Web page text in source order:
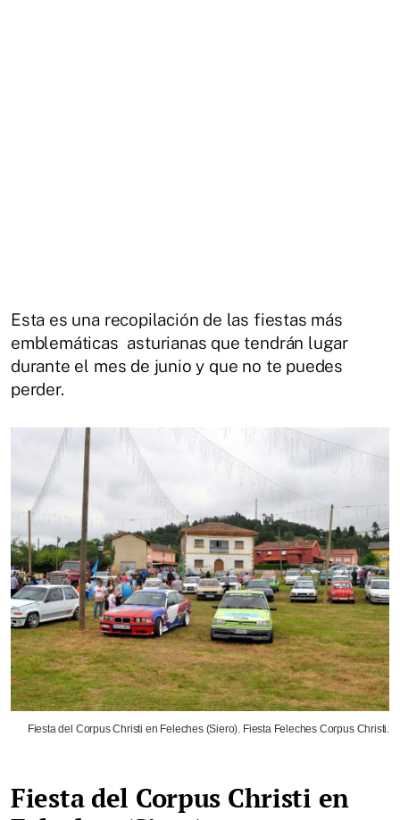
Esta es una recopilación de las fiestas más
emblemáticas asturianas que tendrán lugar
durante el mes de junio y que no te puedes
perder.
Fiesta del Corpus Christi en Feleches (Siero). Fiesta Feleches Corpus Christi.
Fiesta del Corpus Christi en